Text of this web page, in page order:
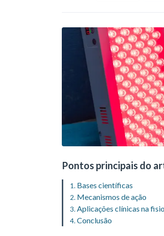
Pontos principais do
Bases científicas
Mecanismos de ação
Aplicações clínicas na
Conclusão